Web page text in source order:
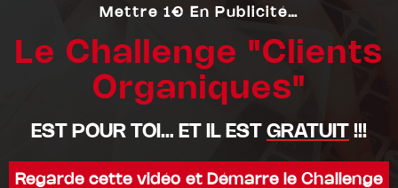
Mettre 1€ En Publicité…
Le Challenge "Clients
Organiques"
EST POUR TOI… ET IL EST GRATUIT !!!
Regarde cette vidéo et Démarre le Challenge